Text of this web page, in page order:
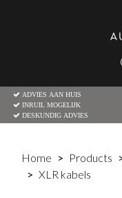
ADVIES AAN HUIS
INRUIL MOGELIJK
DESKUNDIG ADVIES
Home Products
XLR kabels